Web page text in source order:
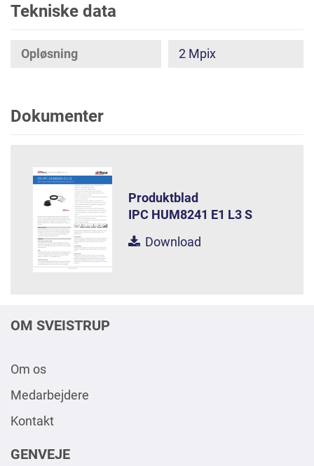
Tekniske data
Opløsning 2 Mpix
Dokumenter
Produktblad
IPC HUM8241 E1 L3 S
Download
OM SVEISTRUP
Om os
Medarbejdere
Kontakt
GENVEJE